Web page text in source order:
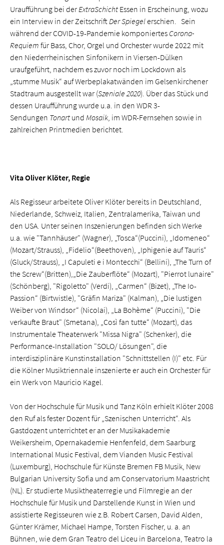
Uraufführung bei derExtraSchicht Essen in Erscheinung, wozu
ein Interview in der ZeitschriftDer Spiegelerschien. Sein
während der COVID-19-Pandemie komponiertes Corona-
Requiem für Bass, Chor, Orgel und Orchester wurde 2022 mit
den Niederrheinischen Sinfonikern in Viersen-Dülken
uraufgeführt, nachdem es zuvor noch im Lockdown als
„stumme Musik“ auf Werbeplakatwänden im Gelsenkirchener
Stadtraum ausgestellt war (Szeniale 2020). Über das Stück und
dessen Uraufführung wurde u.a. in den WDR 3-
Sendungen Tonart und Mosaik, im WDR-Fernsehen sowie in
zahlreichen Printmedien berichtet.
Vita Oliver Klöter, Regie
Als Regisseur arbeitete Oliver Klöter bereits in Deutschland,
Niederlande, Schweiz, Italien, Zentralamerika, Taiwan und
den USA. Unter seinen Inszenierungen befinden sich Werke
u.a. wie "Tannhäuser" (Wagner), „Tosca“(Puccini), „Idomeneo“
(Mozart/Strauss), „Fidelio“(Beethoven), „Iphigenie auf Tauris“
(Gluck/Strauss), „I Capuleti e i Montecchi“ (Bellini), „The Turn of
the Screw“(Britten),„Die Zauberflöte“ (Mozart), "Pierrot lunaire"
(Schönberg), "Rigoletto" (Verdi), „Carmen“ (Bizet), „The Io-
Passion“ (Birtwistle), "Gräfin Mariza" (Kalman), „Die lustigen
Weiber von Windsor“ (Nicolai), „La Bohème“ (Puccini), "Die
verkaufte Braut" (Smetana), „Così fan tutte“ (Mozart), das
Instrumentale Theaterwerk "Missa Nigra" (Schenker), die
Performance-Installation "SOLO/ Lösungen", die
interdisziplinäre Kunstinstallation "Schnittstellen (I)" etc. Für
die Kölner Musiktriennale inszenierte er auch ein Orchester für
ein Werk von Mauricio Kagel.
Von der Hochschule für Musik und Tanz Köln erhielt Klöter 2008
den Ruf als fester Dozent für „Szenischen Unterricht“. Als
Gastdozent unterrichtet er an der Musikakademie
Weikersheim, Opernakademie Henfenfeld, dem Saarburg
International Music Festival, dem Vianden Music Festival
(Luxemburg), Hochschule für Künste Bremen FB Musik, New
Bulgarian University Sofia und am Conservatorium Maastricht
(NL). Er studierte Musiktheaterregie und Filmregie an der
Hochschule für Musik und Darstellende Kunst in Wien und
assistierte Regisseuren wie z.B. Robert Carsen, David Alden,
Günter Krämer, Michael Hampe, Torsten Fischer, u. a. an
Bühnen, wie dem Gran Teatro del Liceu in Barcelona, Teatro la